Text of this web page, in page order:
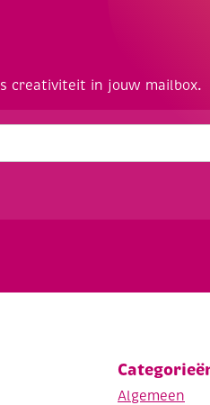
creativiteit in jouw mailbox.
Algemeen